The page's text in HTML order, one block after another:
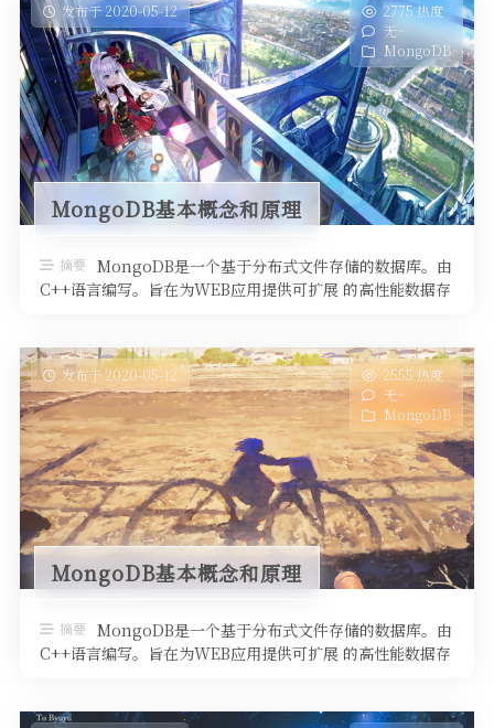
发布于 2020-05-12
2775 热度
无~
MongoDB
MongoDB基本概念和原理
摘要 MongoDB是一个基于分布式文件存储的数据库。由
C++语言编写。旨在为WEB应用提供可扩展 的高性能数据存
发布于 2020-05-12
2555 热度
无~
MongoDB
MongoDB基本概念和原理
摘要 MongoDB是一个基于分布式文件存储的数据库。由
C++语言编写。旨在为WEB应用提供可扩展 的高性能数据存